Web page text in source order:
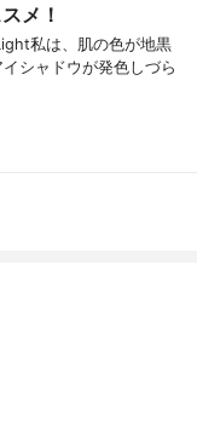
メ！
私は、肌の色が地黒
シャドウが発色しづら